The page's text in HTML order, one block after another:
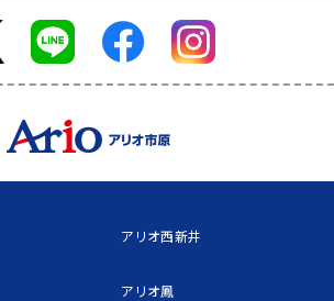
アリオ西新井
アリオ鳳